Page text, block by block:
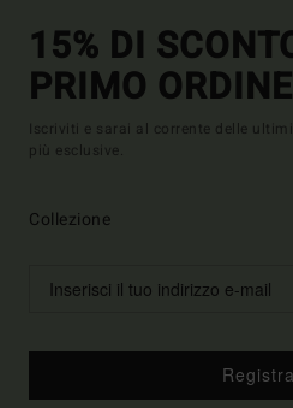
15% DI
PRIMO
Iscriviti e sarai al corrente delle
più esclusive.
Collezione